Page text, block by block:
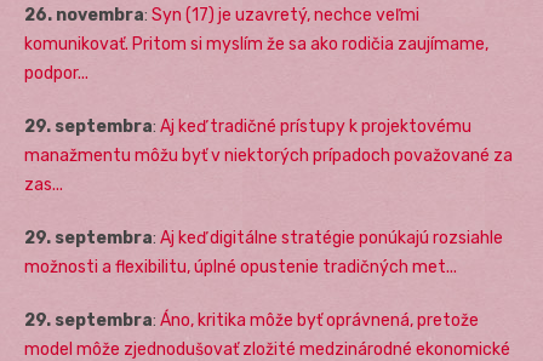
26. novembra: Syn (17) je uzavretý, nechce veľmi
komunikovať. Pritom si myslím že sa ako rodičia zaujímame,
podpor...
29. septembra: Aj keď tradičné prístupy k projektovému
manažmentu môžu byť v niektorých prípadoch považované za
zas...
29. septembra: Aj keď digitálne stratégie ponúkajú rozsiahle
možnosti a flexibilitu, úplné opustenie tradičných met...
29. septembra: Áno, kritika môže byť oprávnená, pretože
model môže zjednodušovať zložité medzinárodné ekonomické